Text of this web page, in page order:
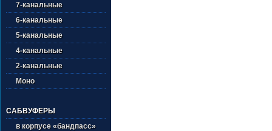
7-канальные
6-канальные
5-канальные
4-канальные
2-канальные
Моно
САБВУФЕРЫ
в корпусе «бандпасс»